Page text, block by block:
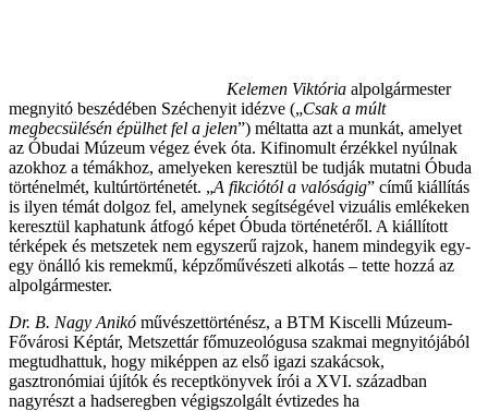
Kelemen Viktória alpolgármester
megnyitó beszédében Széchenyit idézve („Csak a múlt
megbecsülésén épülhet fel a jelen”) méltatta azt a munkát, amelyet
az Óbudai Múzeum végez évek óta. Kifinomult érzékkel nyúlnak
azokhoz a témákhoz, amelyeken keresztül be tudják mutatni Óbuda
történelmét, kultúrtörténetét. „A fikciótól a valóságig” című kiállítás
is ilyen témát dolgoz fel, amelynek segítségével vizuális emlékeken
keresztül kaphatunk átfogó képet Óbuda történetéről. A kiállított
térképek és metszetek nem egyszerű rajzok, hanem mindegyik egy-
egy önálló kis remekmű, képzőművészeti alkotás – tette hozzá az
alpolgármester.
Dr. B. Nagy Anikó művészettörténész, a BTM Kiscelli Múzeum-
Fővárosi Képtár, Metszettár főmuzeológusa szakmai megnyitójából
megtudhattuk, hogy miképpen az első igazi szakácsok,
gasztronómiai újítók és receptkönyvek írói a XVI. században
nagyrészt a hadseregben végigszolgált évtizedes ha